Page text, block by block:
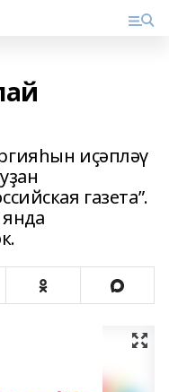
иҫәпләү
газета”.